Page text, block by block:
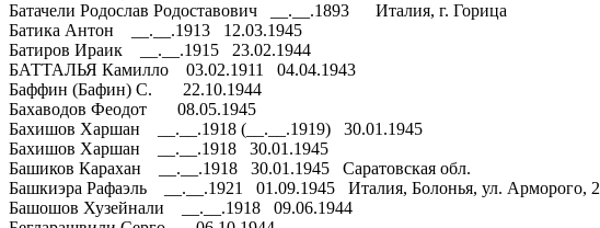
Батачели Родослав Родоставович __.__.1893 Италия, г. Горица
Батика Антон __.__.1913 12.03.1945
Батиров Ираик __.__.1915 23.02.1944
БАТТАЛЬЯ Камилло 03.02.1911 04.04.1943
Баффин (Бафин) С. 22.10.1944
Бахаводов Феодот 08.05.1945
Бахишов Харшан __.__.1918 (__.__.1919) 30.01.1945
Бахишов Харшан __.__.1918 30.01.1945
Башиков Карахан __.__.1918 30.01.1945 Саратовская обл.
Башкиэра Рафаэль __.__.1921 01.09.1945 Италия, Болонья, ул. Арморого, 2
Башошов Хузейнали __.__.1918 09.06.1944